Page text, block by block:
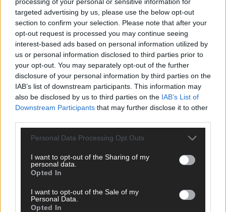
targeted advertising by us, please use the below opt-out
section to confirm your selection. Please note that after your
opt-out request is processed you may continue seeing
interest-based ads based on personal information utilized by
us or personal information disclosed to third parties prior to
your opt-out. You may separately opt-out of the further
disclosure of your personal information by third parties on the
IAB’s list of downstream participants. This information may
also be disclosed by us to third parties on the IAB’s List of
Downstream Participants that may further disclose it to other
Personal Data Processing Opt Outs
I want to opt-out of the Sharing of my
personal data.
Opted In
I want to opt-out of the Sale of my
Personal Data.
Opted In
SCHNELL ZUM RESSORT
Nachrichten
Politik
Wirtschaft
Wissen
Streams & Storys
Eurovision
FLASH – DAS VIDEOPORTAL